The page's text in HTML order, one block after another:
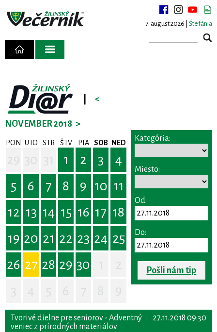
7. august 2026 | Štefánia
<
NOVEMBER 2018 >
PON UTO STR ŠTV PIA SOB NED
1 2 3
4
5
6 7 8 9 10 11
12 13 14 15 16 17 18
19 20 21 22 23 24 25
26 27 28 29 30
Kategória:
Miesto:
Od:
Do:
Pošli nám tip
27.11.2018 09:30
Tvorivé dielne pre seniorov - Adventný
veniec z prírodných materiálov